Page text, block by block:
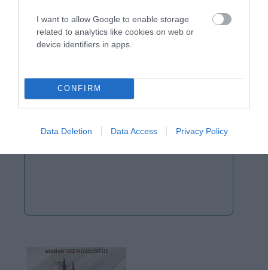
I want to allow Google to enable storage
related to analytics like cookies on web or
device identifiers in apps.
CONFIRM
Data Deletion Data Access Privacy Policy